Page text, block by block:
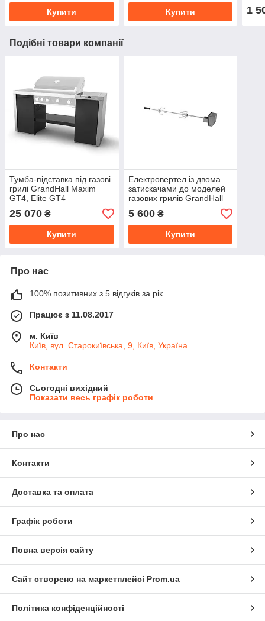
Купити Купити 1
Подібні товари компанії
Тумба-підставка під газові
грилі GrandHall Maxim
GT4, Elite GT4
25 070 ₴
Купити
Електровертел із двома
затискачами до моделей
газових грилів GrandHall
Maxim GT4, Premium GT3,
Elite GT4
5 600₴
Купити
Про нас
100% позитивних з 5 відгуків за рік
Працює з 11.08.2017
м. Київ
Київ, вул. Старокиївська, 9, Київ, Україна
Контакти
Сьогодні вихідний
Показати весь графік роботи
Про нас
Контакти
Доставка та оплата
Графік роботи
Повна версія сайту
Сайт створено на маркетплейсі Prom.ua
Політика конфіденційності